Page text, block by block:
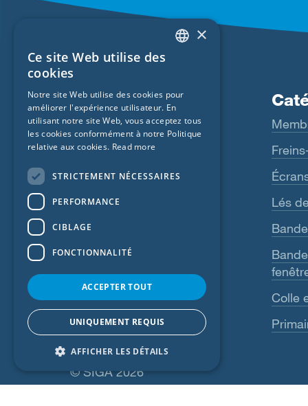
Produits
Fentrim
Majrex
Majcoat
Wigluv
Sicrall
Rissan
Primur
Lés
Colle
© SIGA 2026
Navigation en pied de page
ENGLISH
FRENCH
CZECH
LATVIAN
NORWEGIAN
×
Ce site Web utilise des
cookies
Notre site Web utilise des cookies pour
améliorer l'expérience utilisateur. En
utilisant notre site Web, vous acceptez tous
les cookies conformément à notre Politique
relative aux cookies. Read more
STRICTEMENT NÉCESSAIRES
PERFORMANCE
CIBLAGE
FONCTIONNALITÉ
ACCEPTER TOUT
UNIQUEMENT REQUIS
AFFICHER LES DÉTAILS